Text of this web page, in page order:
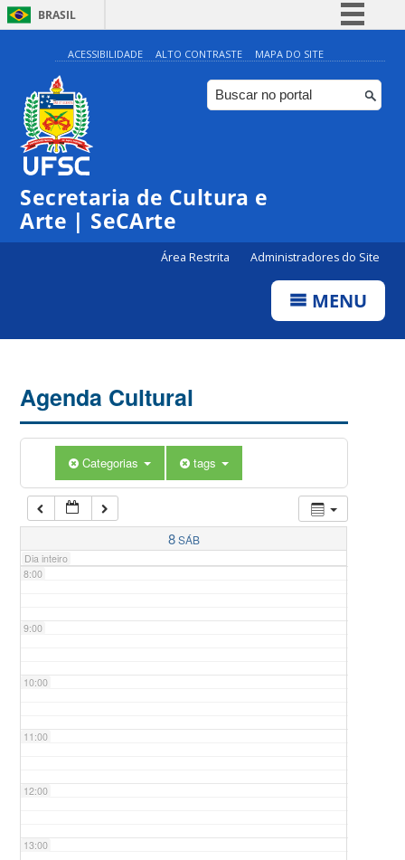
BRASIL
Simplifique!
Comunica BR
Participe
ACESSIBILIDADE ALTO CONTRASTE MAPA DO SITE
Secretaria de Cultura e
Arte | SeCArte
Área Restrita Administradores do Site
MENU
Agenda Cultural
Categorias tags
8SÁB
Dia inteiro
0:00
1:00
5:00
7:00
8:00
9:00
10:00
11:00
12:00
13:00